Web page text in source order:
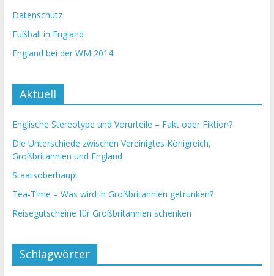
Datenschutz
Fußball in England
England bei der WM 2014
Aktuell
Englische Stereotype und Vorurteile – Fakt oder Fiktion?
Die Unterschiede zwischen Vereinigtes Königreich,
Großbritannien und England
Staatsoberhaupt
Tea-Time – Was wird in Großbritannien getrunken?
Reisegutscheine für Großbritannien schenken
Schlagwörter